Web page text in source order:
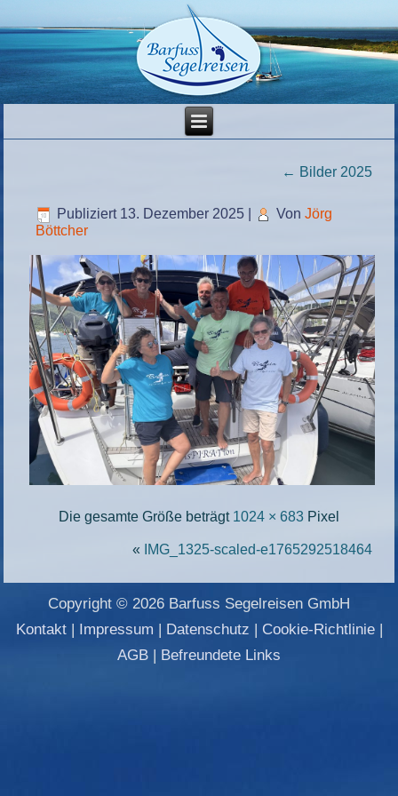
← Bilder 2025
Publiziert 13. Dezember 2025 Von Jörg
Böttcher
Die gesamte Größe beträgt 1024 × 683 Pixel
« IMG_1325-scaled-e1765292518464
Copyright © 2026 Barfuss Segelreisen GmbH
Kontakt| Impressum | Datenschutz | Cookie-Richtlinie|
AGB | Befreundete Links